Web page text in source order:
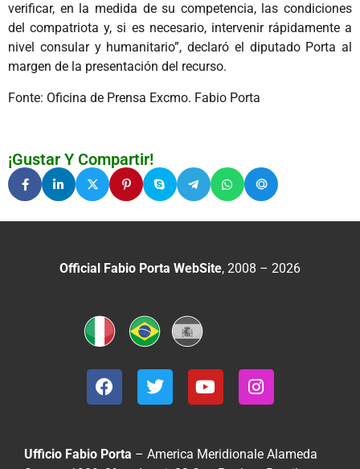
verificar, en la medida de su competencia, las condiciones
del compatriota y, si es necesario, intervenir rápidamente a
nivel consular y humanitario”, declaró el diputado Porta al
margen de la presentación del recurso.
Fonte: Oficina de Prensa Excmo. Fabio Porta
¡Gustar Y Compartir!
Official Fabio Porta WebSite, 2008 – 2026
Ufficio Fabio Porta – America Meridionale Alameda